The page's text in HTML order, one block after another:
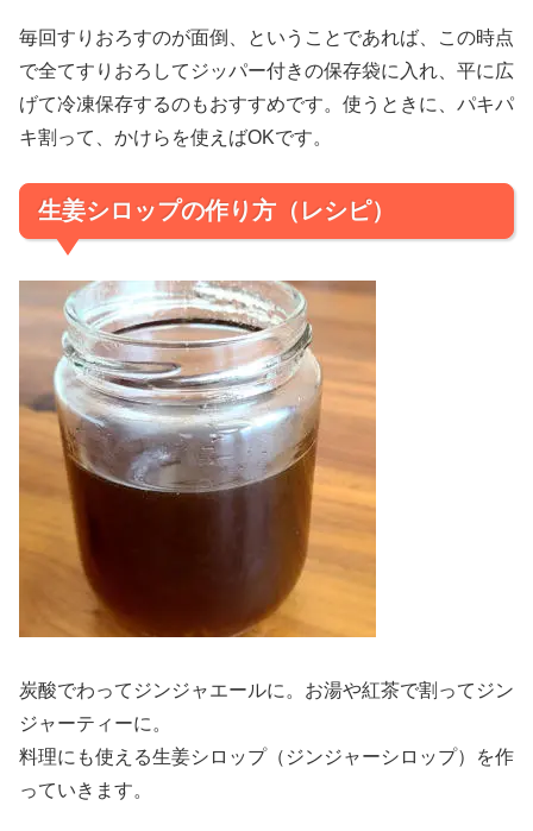
毎回すりおろすのが面倒、ということであれば、この時点
で全てすりおろしてジッパー付きの保存袋に入れ、平に広
げて冷凍保存するのもおすすめです。使うときに、パキパ
キ割って、かけらを使えばOKです。
生姜シロップの作り方（レシピ）
炭酸でわってジンジャエールに。お湯や紅茶で割ってジン
ジャーティーに。
料理にも使える生姜シロップ（ジンジャーシロップ）を作
っていきます。